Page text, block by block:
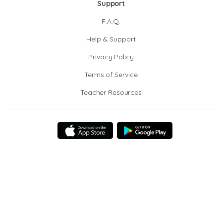
Support
F.A.Q.
Help & Support
Privacy Policy
Terms of Service
Teacher Resources